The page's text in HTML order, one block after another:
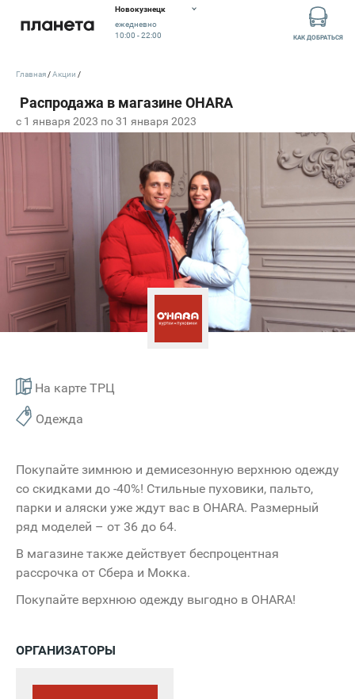
Новокузнецк
ежедневно
10:00 - 22:00
КАК ДОБРАТЬСЯ
c 1 января 2023 по 31 января 2023
На карте ТРЦ
Одежда
Главная Акции
Покупайте зимнюю и демисезонную верхнюю одежду
со скидками до -40%! Стильные пуховики, пальто,
парки и аляски уже ждут вас в OHARA. Размерный
ряд моделей – от 36 до 64.
В магазине также действует беспроцентная
рассрочка от Сбера и Мокка.
Покупайте верхнюю одежду выгодно в OHARA!
ОРГАНИЗАТОРЫ